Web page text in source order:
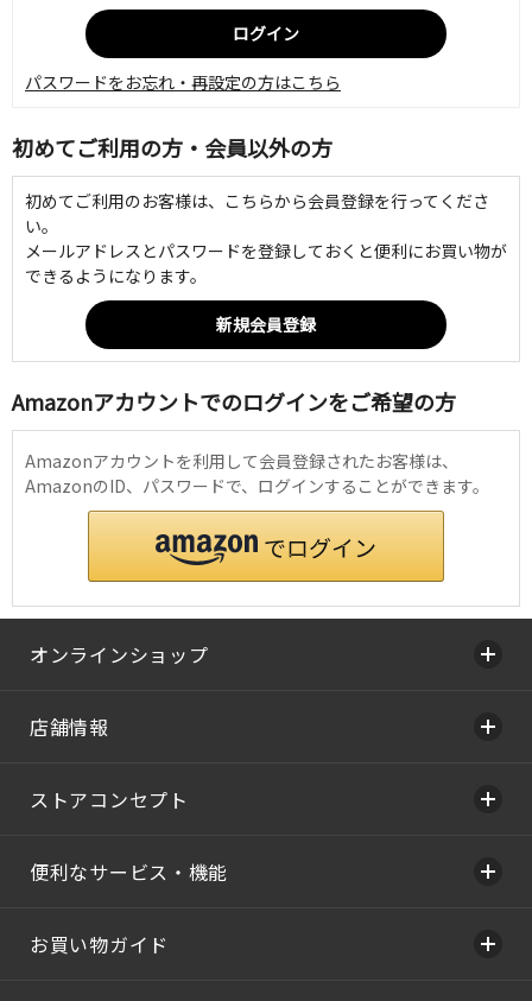
パスワードをお忘れ・再設定の方はこちら
初めてご利用の方・会員以外の方
初めてご利用のお客様は、こちらから会員登録を行ってくださ
い。
メールアドレスとパスワードを登録しておくと便利にお買い物が
できるようになります。
Amazonアカウントでのログインをご希望の方
Amazonアカウントを利用して会員登録されたお客様は、
AmazonのID、パスワードで、ログインすることができます。
オンラインショップ
店舗情報
ストアコンセプト
便利なサービス・機能
お買い物ガイド